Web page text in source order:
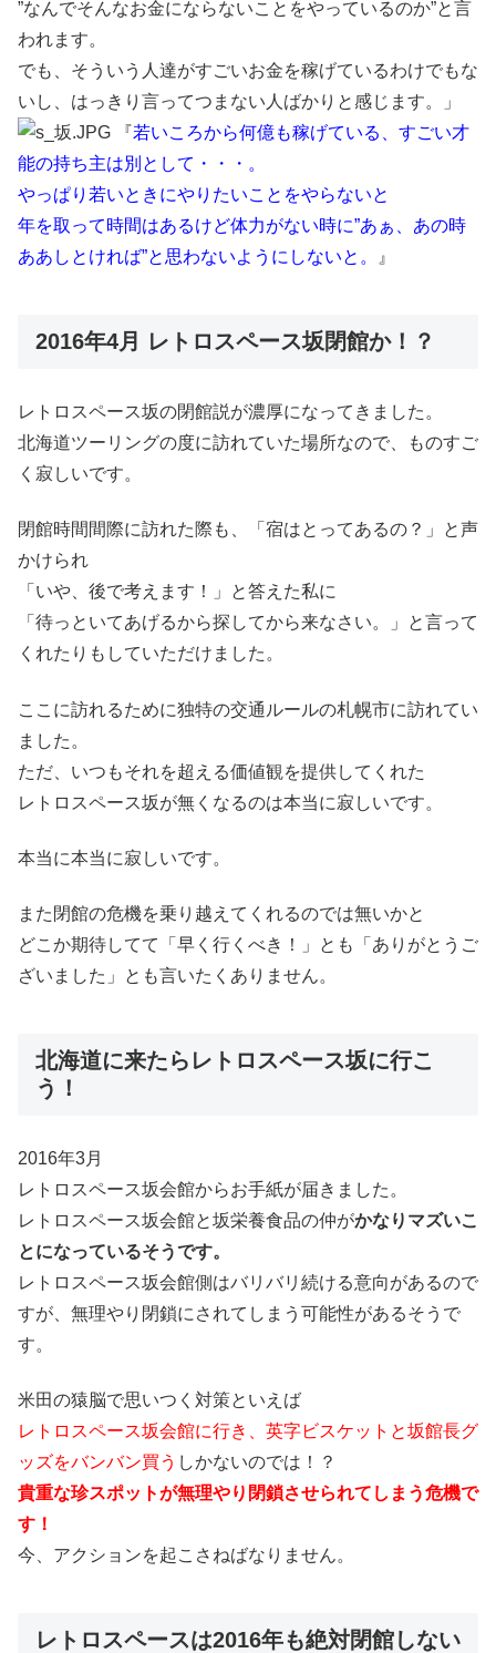
”なんでそんなお金にならないことをやっているのか”と言
われます。
でも、そういう人達がすごいお金を稼げているわけでもな
いし、はっきり言ってつまない人ばかりと感じます。」
『若いころから何億も稼げている、すごい才
能の持ち主は別として・・・。
やっぱり若いときにやりたいことをやらないと
年を取って時間はあるけど体力がない時に”あぁ、あの時
ああしとければ”と思わないようにしないと。
』
2016年4月 レトロスペース坂閉館か！？
レトロスペース坂の閉館説が濃厚になってきました。
北海道ツーリングの度に訪れていた場所なので、ものすご
く寂しいです。
閉館時間間際に訪れた際も、「宿はとってあるの？」と声
かけられ
「いや、後で考えます！」と答えた私に
「待っといてあげるから探してから来なさい。」と言って
くれたりもしていただけました。
ここに訪れるために独特の交通ルールの札幌市に訪れてい
ました。
ただ、いつもそれを超える価値観を提供してくれた
レトロスペース坂が無くなるのは本当に寂しいです。
本当に本当に寂しいです。
また閉館の危機を乗り越えてくれるのでは無いかと
どこか期待してて「早く行くべき！」とも「ありがとうご
ざいました」とも言いたくありません。
北海道に来たらレトロスペース坂に行こ
う！
2016年3月
レトロスペース坂会館からお手紙が届きました。
レトロスペース坂会館と坂栄養食品の仲がかなりマズいこ
とになっているそうです。
レトロスペース坂会館側はバリバリ続ける意向があるので
すが、無理やり閉鎖にされてしまう可能性があるそうで
す。
米田の猿脳で思いつく対策といえば
レトロスペース坂会館に行き、英字ビスケットと坂館長グ
ッズをバンバン買う しかないのでは！？
貴重な珍スポットが無理やり閉鎖させられてしまう危機で
す！
今、アクションを起こさねばなりません。
レトロスペースは2016年も絶対閉館しない